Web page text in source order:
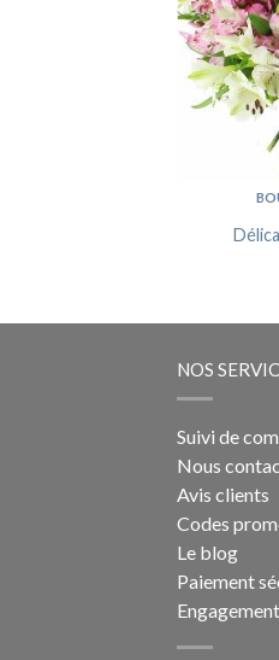
NOS
Suivi de
Nous
Avis clients
Codes
Le blog
Paiement